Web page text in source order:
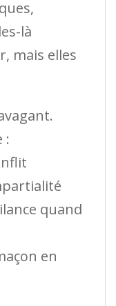
là
mais elles
:
quand
en